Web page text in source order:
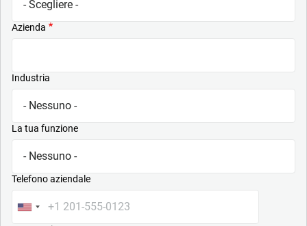
Azienda
Industria
La tua funzione
Telefono aziendale